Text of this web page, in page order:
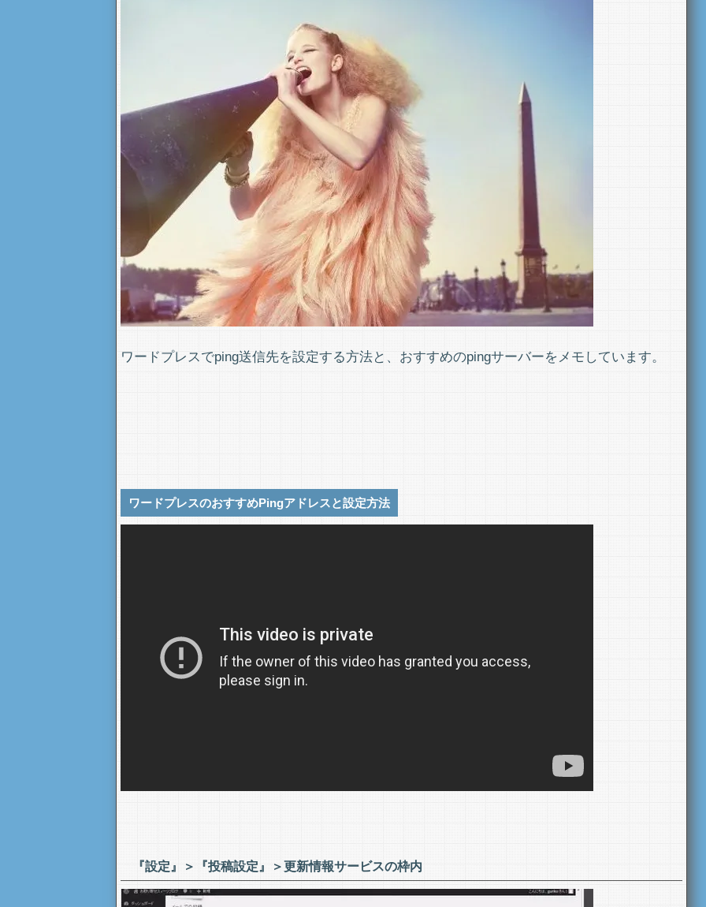
ワードプレスでping送信先を設定する方法と、おすすめのpingサーバーをメモしています。
ワードプレスのおすすめPingアドレスと設定方法
『設定』＞『投稿設定』＞更新情報サービスの枠内